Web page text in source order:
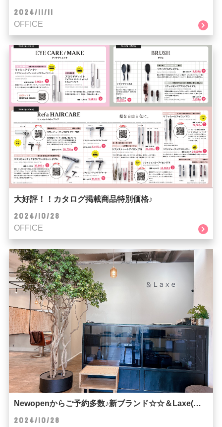
2024/11/11
OFFICE
大好評！！カタログ掲載商品特別価格♪
2024/10/28
OFFICE
Newopenからご予約多数♪新ブランド☆☆＆Laxe(ラクス)☆☆
2024/10/28